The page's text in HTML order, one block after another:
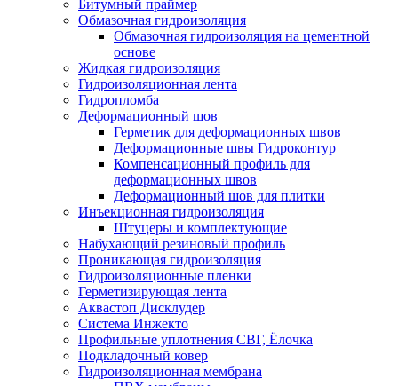
Битумный праймер
Обмазочная гидроизоляция
Обмазочная гидроизоляция на цементной
основе
Жидкая гидроизоляция
Гидроизоляционная лента
Гидропломба
Деформационный шов
Герметик для деформационных швов
Деформационные швы Гидроконтур
Компенсационный профиль для
деформационных швов
Деформационный шов для плитки
Инъекционная гидроизоляция
Штуцеры и комплектующие
Набухающий резиновый профиль
Проникающая гидроизоляция
Гидроизоляционные пленки
Герметизирующая лента
Аквастоп Дисклудер
Система Инжекто
Профильные уплотнения СВГ, Ёлочка
Подкладочный ковер
Гидроизоляционная мембрана